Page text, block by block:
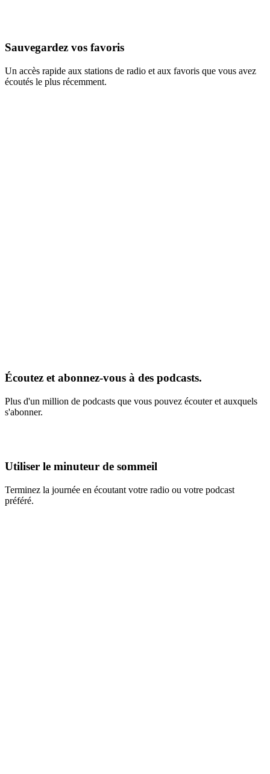
Sauvegardez vos favoris
Un accès rapide aux stations de radio et aux favoris que vous avez
écoutés le plus récemment.
Écoutez et abonnez-vous à des podcasts.
Plus d'un million de podcasts que vous pouvez écouter et auxquels
s'abonner.
Utiliser le minuteur de sommeil
Terminez la journée en écoutant votre radio ou votre podcast
préféré.